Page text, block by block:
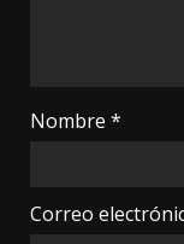
Nombre *
Correo